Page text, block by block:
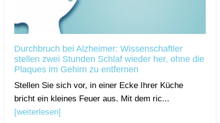
Durchbruch bei Alzheimer: Wissenschaftler
stellen zwei Stunden Schlaf wieder her, ohne die
Plaques im Gehirn zu entfernen
Stellen Sie sich vor, in einer Ecke Ihrer Küche
bricht ein kleines Feuer aus. Mit dem ric...
[weiterlesen]